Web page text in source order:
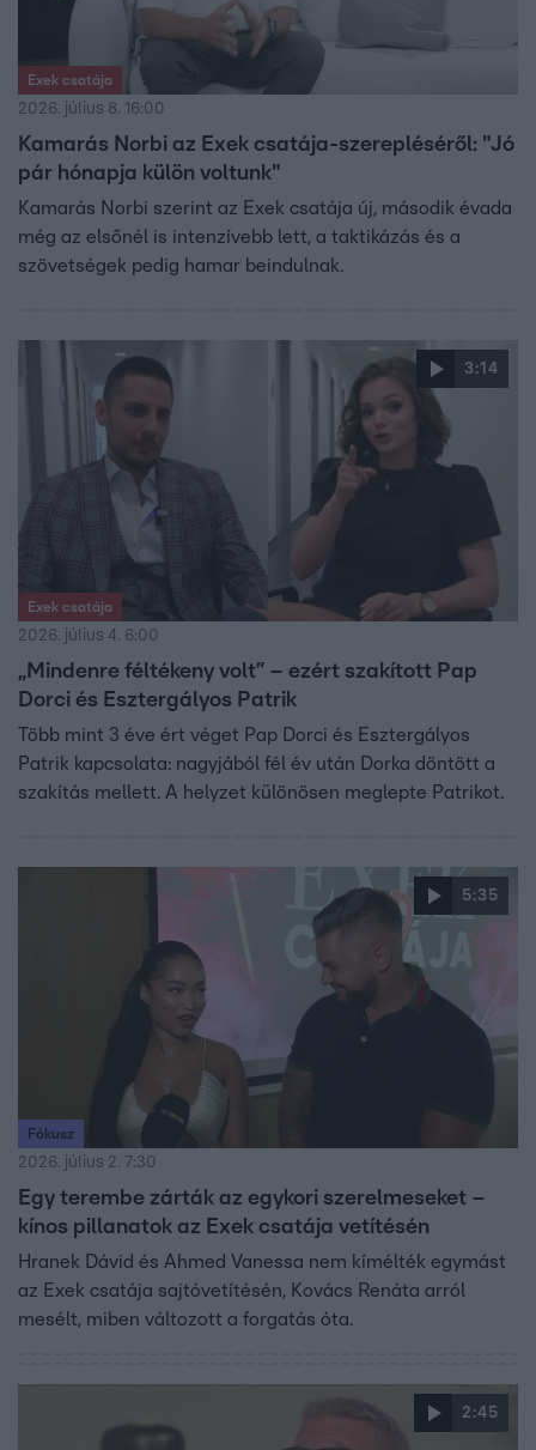
Exek csatája
2026. július 8. 16:00
Kamarás Norbi az Exek csatája-szerepléséről: "Jó
pár hónapja külön voltunk"
Kamarás Norbi szerint az Exek csatája új, második évada
még az elsőnél is intenzívebb lett, a taktikázás és a
szövetségek pedig hamar beindulnak.
3:14
Exek csatája
2026. július 4. 6:00
„Mindenre féltékeny volt” – ezért szakított Pap
Dorci és Esztergályos Patrik
Több mint 3 éve ért véget Pap Dorci és Esztergályos
Patrik kapcsolata: nagyjából fél év után Dorka döntött a
szakítás mellett. A helyzet különösen meglepte Patrikot.
5:35
Fókusz
2026. július 2. 7:30
Egy terembe zárták az egykori szerelmeseket –
kínos pillanatok az Exek csatája vetítésén
Hranek Dávid és Ahmed Vanessa nem kímélték egymást
az Exek csatája sajtóvetítésén, Kovács Renáta arról
mesélt, miben változott a forgatás óta.
2:45